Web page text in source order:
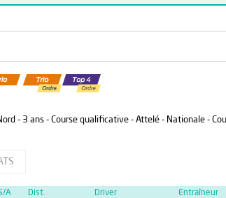
- 3 ans - Course qualificative - Attelé - Nationale -
A Dist. Driver Entraîneur